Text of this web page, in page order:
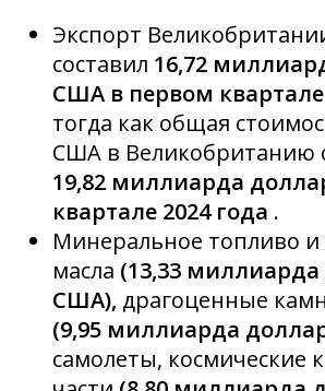
Экспорт
составил 16,72
США в первом квартале
тогда как общая
США в Великобританию
19,82 миллиарда
квартале 2024 года .
Минеральное топливо
масла (13,33
США), драгоценные
(9,95 миллиарда
самолеты, космические